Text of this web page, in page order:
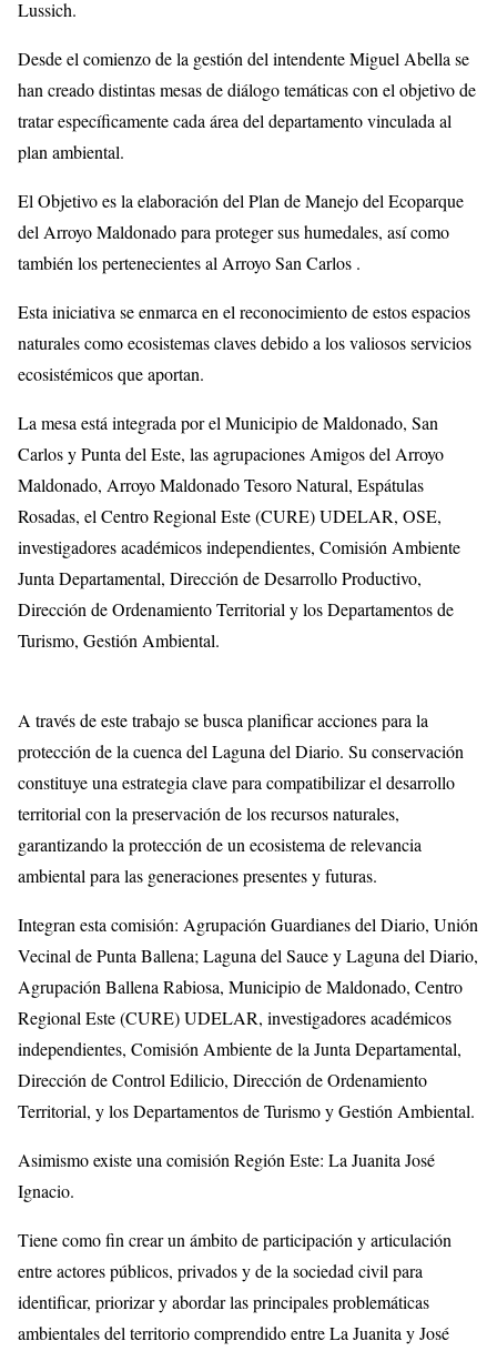
Lussich.
Desde el comienzo de la gestión del intendente Miguel Abella se
han creado distintas mesas de diálogo temáticas con el objetivo de
tratar específicamente cada área del departamento vinculada al
plan ambiental.
El Objetivo es la elaboración del Plan de Manejo del Ecoparque
del Arroyo Maldonado para proteger sus humedales, así como
también los pertenecientes al Arroyo San Carlos .
Esta iniciativa se enmarca en el reconocimiento de estos espacios
naturales como ecosistemas claves debido a los valiosos servicios
ecosistémicos que aportan.
La mesa está integrada por el Municipio de Maldonado, San
Carlos y Punta del Este, las agrupaciones Amigos del Arroyo
Maldonado, Arroyo Maldonado Tesoro Natural, Espátulas
Rosadas, el Centro Regional Este (CURE) UDELAR, OSE,
investigadores académicos independientes, Comisión Ambiente
Junta Departamental, Dirección de Desarrollo Productivo,
Dirección de Ordenamiento Territorial y los Departamentos de
Turismo, Gestión Ambiental.
A través de este trabajo se busca planificar acciones para la
protección de la cuenca del Laguna del Diario. Su conservación
constituye una estrategia clave para compatibilizar el desarrollo
territorial con la preservación de los recursos naturales,
garantizando la protección de un ecosistema de relevancia
ambiental para las generaciones presentes y futuras.
Integran esta comisión: Agrupación Guardianes del Diario, Unión
Vecinal de Punta Ballena; Laguna del Sauce y Laguna del Diario,
Agrupación Ballena Rabiosa, Municipio de Maldonado, Centro
Regional Este (CURE) UDELAR, investigadores académicos
independientes, Comisión Ambiente de la Junta Departamental,
Dirección de Control Edilicio, Dirección de Ordenamiento
Territorial, y los Departamentos de Turismo y Gestión Ambiental.
Asimismo existe una comisión Región Este: La Juanita José
Ignacio.
Tiene como fin crear un ámbito de participación y articulación
entre actores públicos, privados y de la sociedad civil para
identificar, priorizar y abordar las principales problemáticas
ambientales del territorio comprendido entre La Juanita y José